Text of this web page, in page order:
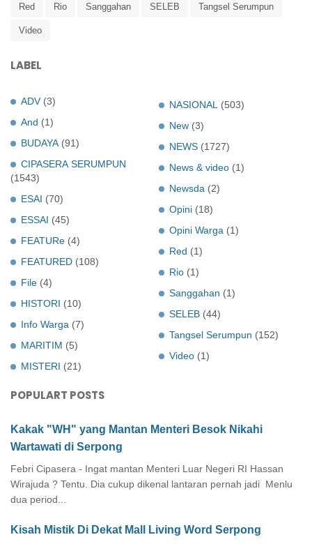
Red Rio Sanggahan SELEB Tangsel Serumpun
Video
LABEL
ADV (3)
And (1)
BUDAYA (91)
CIPASERA SERUMPUN
(1543)
ESAI (70)
ESSAI (45)
FEATURe (4)
FEATURED (108)
File (4)
HISTORI (10)
Info Warga (7)
MARITIM (5)
MISTERI (21)
NASIONAL
(503)
New (3)
NEWS (1727)
News & video (1)
Newsda (2)
Opini (18)
Opini Warga (1)
Red (1)
Rio (1)
Sanggahan (1)
SELEB (44)
Tangsel Serumpun (152)
Video (1)
POPULART POSTS
Kakak "WH" yang Mantan Menteri Besok Nikahi
Wartawati di Serpong
Febri Cipasera - Ingat mantan Menteri Luar Negeri RI Hassan
Wirajuda ? Tentu. Dia cukup dikenal lantaran pernah jadi Menlu
dua period...
Kisah Mistik Di Dekat Mall Living Word Serpong